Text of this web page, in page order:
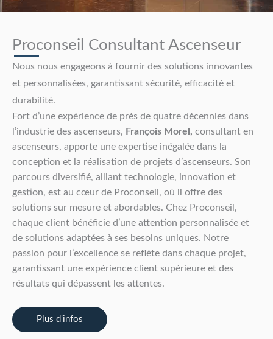
Proconseil Consultant Ascenseur
Nous nous engageons à fournir des solutions innovantes
et personnalisées, garantissant sécurité, efficacité et
durabilité.
Fort d’une expérience de près de quatre décennies dans
l’industrie des ascenseurs, François Morel, consultant en
ascenseurs, apporte une expertise inégalée dans la
conception et la réalisation de projets d’ascenseurs. Son
parcours diversifié, alliant technologie, innovation et
gestion, est au cœur de Proconseil, où il offre des
solutions sur mesure et abordables. Chez Proconseil,
chaque client bénéficie d’une attention personnalisée et
de solutions adaptées à ses besoins uniques. Notre
passion pour l’excellence se reflète dans chaque projet,
garantissant une expérience client supérieure et des
résultats qui dépassent les attentes.
Plus d'infos